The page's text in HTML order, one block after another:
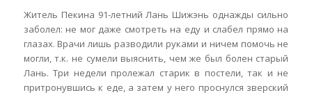
Житель Пекина 91-летний Лань Шижэнь однажды сильно
заболел: не мог даже смотреть на еду и слабел прямо на
глазах. Врачи лишь разводили руками и ничем помочь не
могли, т.к. не сумели выяснить, чем же был болен старый
Лань. Три недели пролежал старик в постели, так и не
притронувшись к еде, а затем у него проснулся зверский